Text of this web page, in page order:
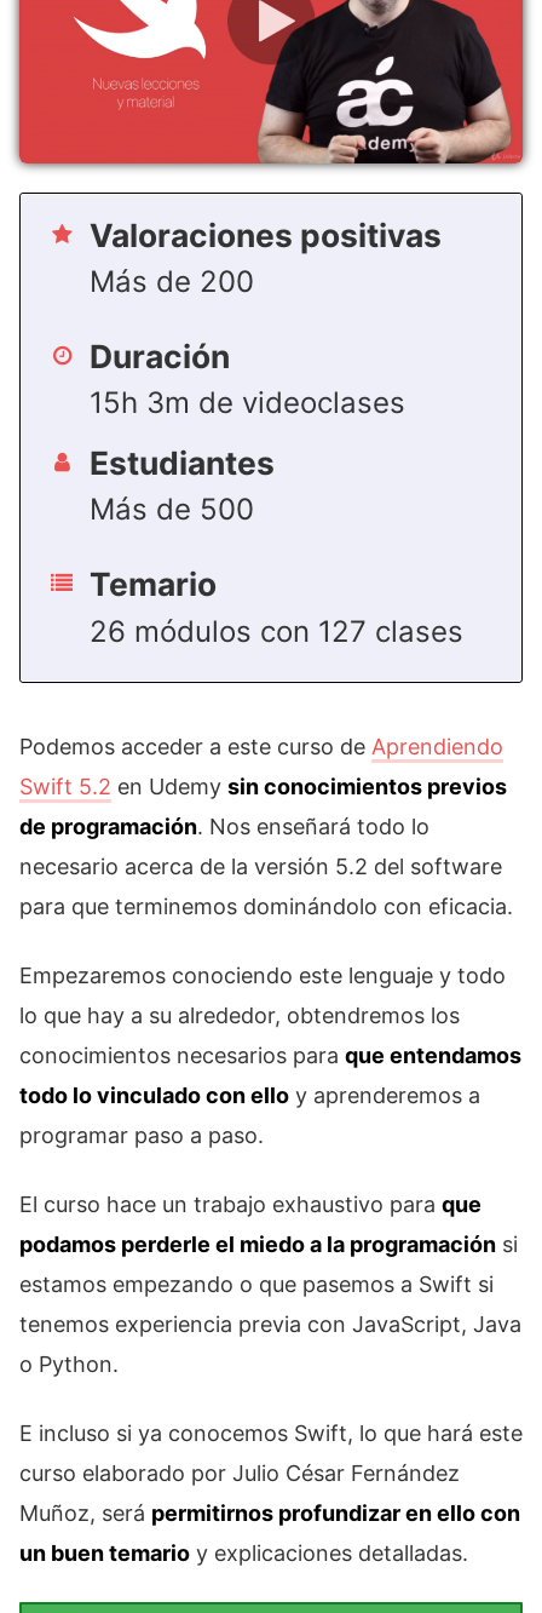
Valoraciones positivas
Más de 200
Duración
15h 3m de videoclases
Estudiantes
Más de 500
Temario
26 módulos con 127 clases
Podemos acceder a este curso de Aprendiendo
Swift 5.2 en Udemy sin conocimientos previos
de programación. Nos enseñará todo lo
necesario acerca de la versión 5.2 del software
para que terminemos dominándolo con eficacia.
Empezaremos conociendo este lenguaje y todo
lo que hay a su alrededor, obtendremos los
conocimientos necesarios para que entendamos
todo lo vinculado con ello y aprenderemos a
programar paso a paso.
El curso hace un trabajo exhaustivo para que
podamos perderle el miedo a la programación si
estamos empezando o que pasemos a Swift si
tenemos experiencia previa con JavaScript, Java
o Python.
E incluso si ya conocemos Swift, lo que hará este
curso elaborado por Julio César Fernández
Muñoz, será permitirnos profundizar en ello con
un buen temario y explicaciones detalladas.